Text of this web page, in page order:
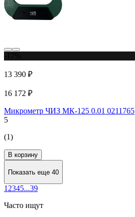
13 390 ₽
16 172 ₽
Микрометр ЧИЗ МК-125 0.01 0211765
5
(1)
В корзину
Показать еще 40
1 2345...39
Часто ищут